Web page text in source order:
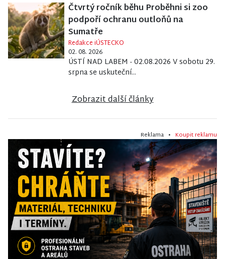
Čtvrtý ročník běhu Proběhni si zoo
podpoří ochranu outloňů na
Sumatře
Redakce iÚSTECKO
02. 08. 2026
ÚSTÍ NAD LABEM - 02.08.2026 V sobotu 29.
srpna se uskuteční...
Zobrazit další články
Reklama • Koupit reklamu